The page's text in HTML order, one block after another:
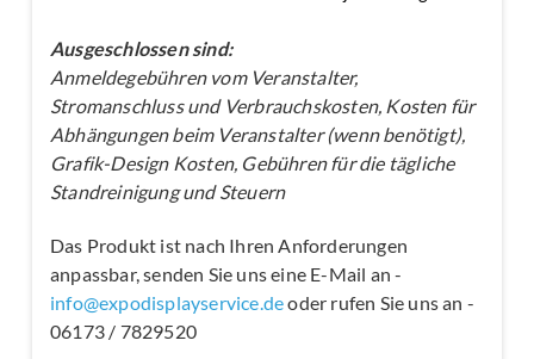
Ausgeschlossen sind:
Anmeldegebühren vom Veranstalter,
Stromanschluss und Verbrauchskosten, Kosten für
Abhängungen beim Veranstalter (wenn benötigt),
Grafik-Design Kosten, Gebühren für die tägliche
Standreinigung und Steuern
Das Produkt ist nach Ihren Anforderungen
anpassbar, senden Sie uns eine E-Mail an -
info@expodisplayservice.deoder rufen Sie uns an -
06173 / 7829520